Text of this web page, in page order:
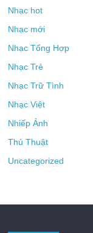
Nhạc hot
Nhạc mới
Nhạc Tổng Hợp
Nhạc Trẻ
Nhạc Trữ Tình
Nhạc Việt
Nhiếp Ảnh
Thủ Thuật
Uncategorized